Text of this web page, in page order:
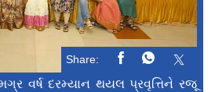
Share:
વર્ષ દરમ્યાન થયલ પ્રવૃત્તિને રજૂ